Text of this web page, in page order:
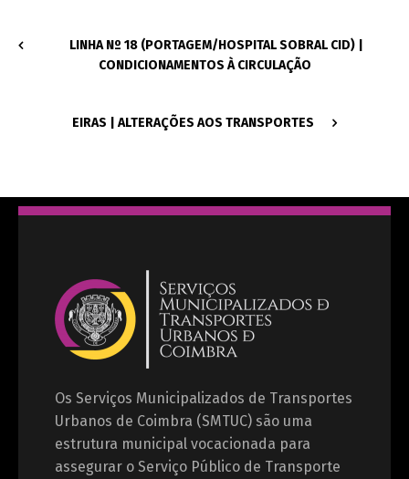
LINHA Nº 18 (PORTAGEM/HOSPITAL SOBRAL CID) |
CONDICIONAMENTOS À CIRCULAÇÃO
EIRAS | ALTERAÇÕES AOS TRANSPORTES
Os Serviços Municipalizados de Transportes
Urbanos de Coimbra (SMTUC) são uma
estrutura municipal vocacionada para
assegurar o Serviço Público de Transporte